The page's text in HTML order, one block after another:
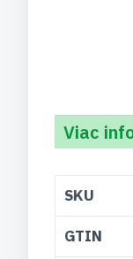
Viac
Viac
informácií
SKU
GTIN